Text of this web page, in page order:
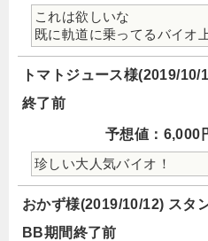
これは欲しいな
既に軌道に乗ってるバイオ
トマトジュース様(2019/
終了前
予想値：6,000
珍しい大人気バイオ！
おかず様(2019/10/12) スタ
BB期間終了前